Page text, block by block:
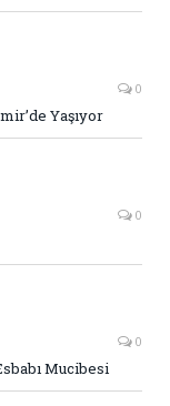
0
Yaşıyor
0
0
Mucibesi